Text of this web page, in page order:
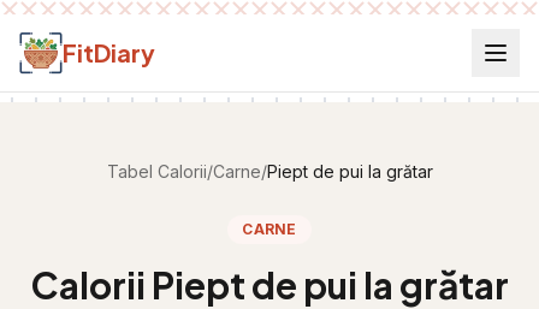
Salt la conținut
FitDiary
Tabel Calorii/Carne/Piept de pui la grătar
CARNE
Calorii Piept de pui la grătar